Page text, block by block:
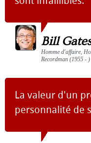
Bill
Homme d'affaire,
Recordman (1955 - )
La valeur d'un
personnalité de